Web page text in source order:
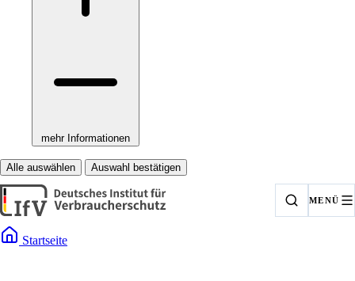
mehr Informationen
Alle auswählen Auswahl bestätigen
MENÜ
Startseite